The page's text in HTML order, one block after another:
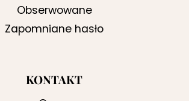
Obserwowane
Zapomniane hasło
KONTAKT